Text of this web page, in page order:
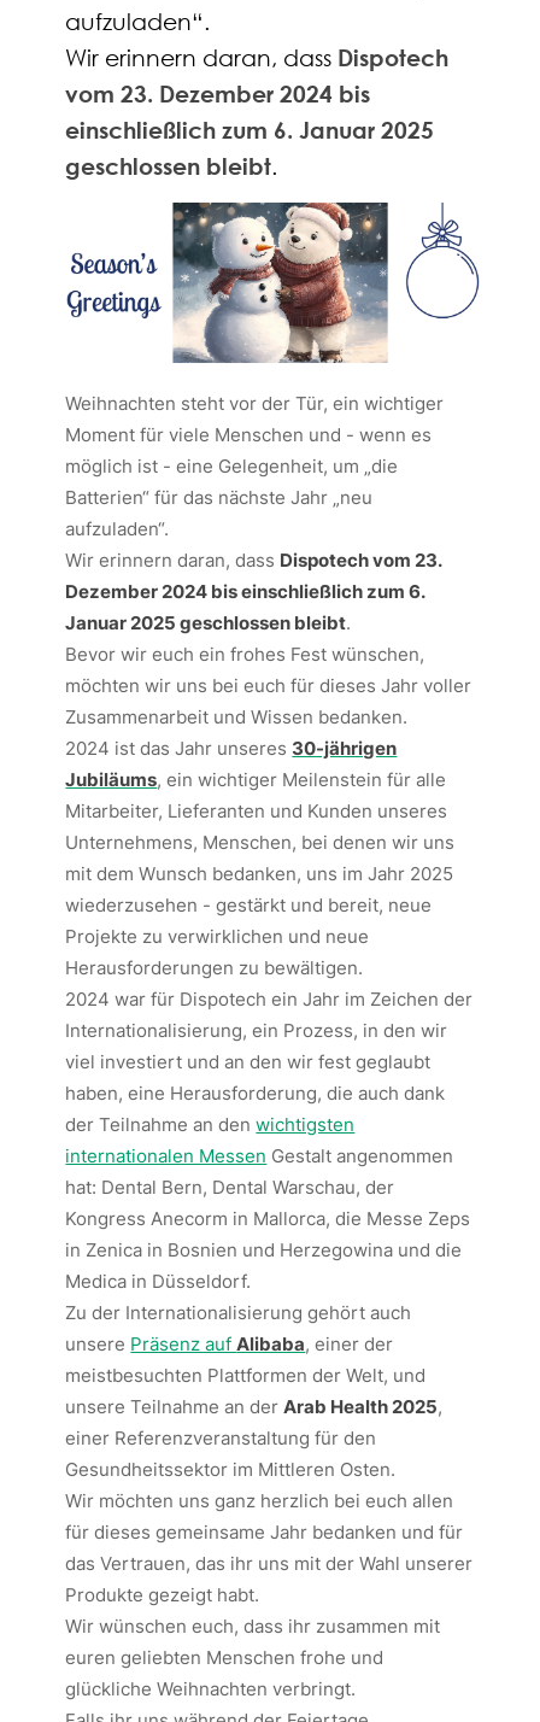
aufzuladen“.
Wir erinnern daran, dass Dispotech
vom 23. Dezember 2024 bis
einschließlich zum 6. Januar 2025
geschlossen bleibt.
Weihnachten steht vor der Tür, ein wichtiger
Moment für viele Menschen und - wenn es
möglich ist - eine Gelegenheit, um „die
Batterien“ für das nächste Jahr „neu
aufzuladen“.
Wir erinnern daran, dass Dispotech vom 23.
Dezember 2024 bis einschließlich zum 6.
Januar 2025 geschlossen bleibt.
Bevor wir euch ein frohes Fest wünschen,
möchten wir uns bei euch für dieses Jahr voller
Zusammenarbeit und Wissen bedanken.
2024 ist das Jahr unseres 30-jährigen
Jubiläums, ein wichtiger Meilenstein für alle
Mitarbeiter, Lieferanten und Kunden unseres
Unternehmens, Menschen, bei denen wir uns
mit dem Wunsch bedanken, uns im Jahr 2025
wiederzusehen - gestärkt und bereit, neue
Projekte zu verwirklichen und neue
Herausforderungen zu bewältigen.
2024 war für Dispotech ein Jahr im Zeichen der
Internationalisierung, ein Prozess, in den wir
viel investiert und an den wir fest geglaubt
haben, eine Herausforderung, die auch dank
der Teilnahme an denwichtigsten
internationalen Messen Gestalt angenommen
hat: Dental Bern, Dental Warschau, der
Kongress Anecorm in Mallorca, die Messe Zeps
in Zenica in Bosnien und Herzegowina und die
Medica in Düsseldorf.
Zu der Internationalisierung gehört auch
unsere Präsenz aufAlibaba, einer der
meistbesuchten Plattformen der Welt, und
unsere Teilnahme an derArab Health 2025,
einer Referenzveranstaltung für den
Gesundheitssektor im Mittleren Osten.
Wir möchten uns ganz herzlich bei euch allen
für dieses gemeinsame Jahr bedanken und für
das Vertrauen, das ihr uns mit der Wahl unserer
Produkte gezeigt habt.
Wir wünschen euch, dass ihr zusammen mit
euren geliebten Menschen frohe und
glückliche Weihnachten verbringt.